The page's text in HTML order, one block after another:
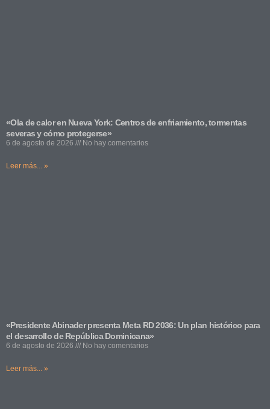
«Ola de calor en Nueva York: Centros de enfriamiento, tormentas
severas y cómo protegerse»
6 de agosto de 2026 No hay comentarios
Leer más... »
«Presidente Abinader presenta Meta RD 2036: Un plan histórico para
el desarrollo de República Dominicana»
6 de agosto de 2026 No hay comentarios
Leer más... »